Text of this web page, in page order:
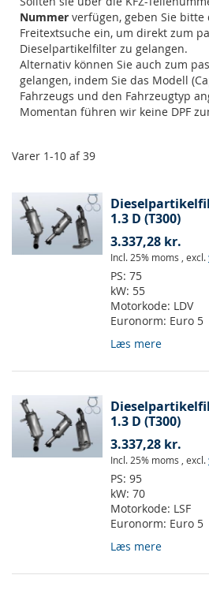
Nummer verfügen, geben Sie
Freitextsuche ein, um direkt zum
Dieselpartikelfilter zu gelangen.
Alternativ können Sie auch zum
gelangen, indem Sie das Modell
Fahrzeugs und den Fahrzeugtyp
Momentan führen wir keine DPF
Varer 1-10 af39
1.3 D (T300)
3.337,28 kr.
Incl. 25% moms , excl.
PS: 75
kW: 55
Motorkode: LDV
Euronorm: Euro 5
Læs mere
1.3 D (T300)
3.337,28 kr.
Incl. 25% moms , excl.
PS: 95
kW: 70
Motorkode: LSF
Euronorm: Euro 5
Læs mere